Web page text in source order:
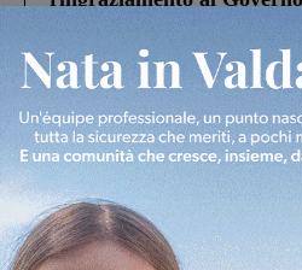
Cronaca 4 Agosto 2026
Un anno fa la strage in
Gianni, Giulia e Franco.
processo, lo stop ai
Cronaca 3 Agosto 2026
Scomparso da una
Fiorentino l’uomo che
Levane nel 2020